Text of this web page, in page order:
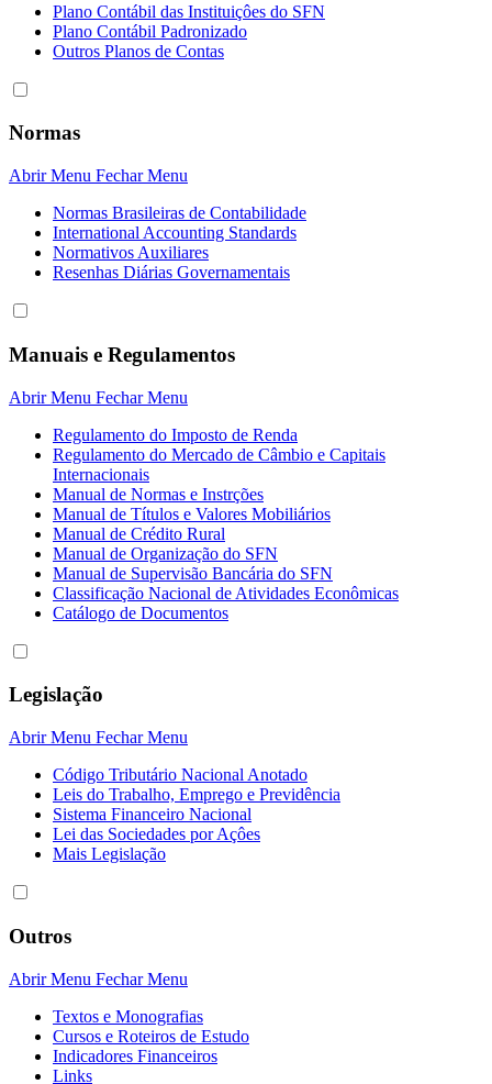
Plano Contábil das Instituiçôes do SFN
Plano Contábil Padronizado
Outros Planos de Contas
Normas
Abrir Menu Fechar Menu
Normas Brasileiras de Contabilidade
International Accounting Standards
Normativos Auxiliares
Resenhas Diárias Governamentais
Manuais e Regulamentos
Abrir Menu Fechar Menu
Regulamento do Imposto de Renda
Regulamento do Mercado de Câmbio e Capitais
Internacionais
Manual de Normas e Instrções
Manual de Títulos e Valores Mobiliários
Manual de Crédito Rural
Manual de Organização do SFN
Manual de Supervisão Bancária do SFN
Classificação Nacional de Atividades Econômicas
Catálogo de Documentos
Legislação
Abrir Menu Fechar Menu
Código Tributário Nacional Anotado
Leis do Trabalho, Emprego e Previdência
Sistema Financeiro Nacional
Lei das Sociedades por Açôes
Mais Legislação
Outros
Abrir Menu Fechar Menu
Textos e Monografias
Cursos e Roteiros de Estudo
Indicadores Financeiros
Links